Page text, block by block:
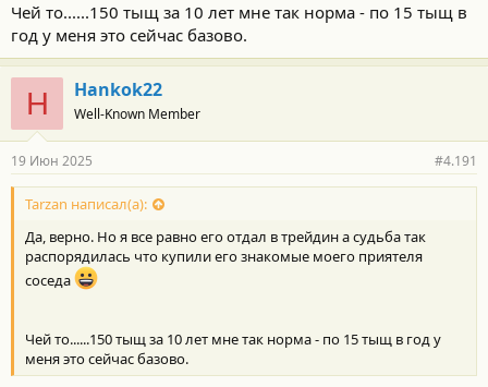
Чей то......150 тыщ за 10 лет мне так норма - по 15 тыщ в
год у меня это сейчас базово.
H Hankok22
Well-Known Member
19 Июн 2025 #4.191
Tarzan написал(а):
Да, верно. Но я все равно его отдал в трейдин а судьба так
распорядилась что купили его знакомые моего приятеля
соседа
Чей то......150 тыщ за 10 лет мне так норма - по 15 тыщ в год у
меня это сейчас базово.